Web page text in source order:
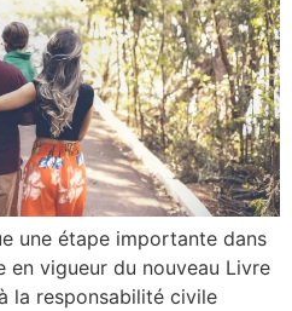
une étape importante dans
en vigueur du nouveau Livre
la responsabilité civile